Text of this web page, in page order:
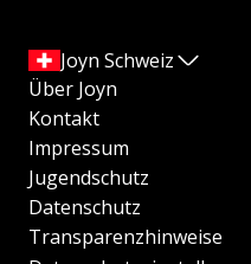
Joyn Schweiz
Über Joyn
Kontakt
Impressum
Jugendschutz
Datenschutz
Transparenzhinweise